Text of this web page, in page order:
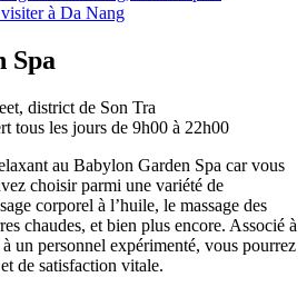
à Da Nang
Spa
district de Son Tra
tous les jours de 9h00 à 22h00
au Babylon Garden Spa car vous
choisir parmi une variété de
corporel à l’huile, le massage des
chaudes, et bien plus encore. Associé à
un personnel expérimenté, vous pourrez
de satisfaction vitale.